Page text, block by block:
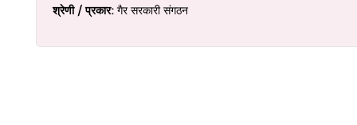
श्रेणी / प्रकार:गैर सरकारी संगठन